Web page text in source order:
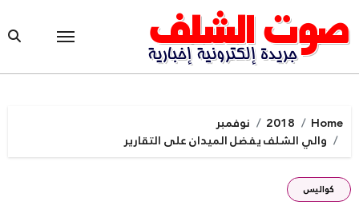
to
content
Home
2018
نوفمبر
والي الشلف يفضل الميدان على التقارير
كواليس